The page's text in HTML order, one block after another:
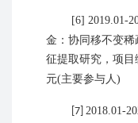
[6] 2019. 01-
金 ： 协同移不变
征提取研究 ， 项目
元(主要参与人 )
[7] 2018. 01-